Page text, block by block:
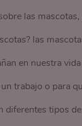
las
las
en nuestra
trabajo o para
diferentes tipos